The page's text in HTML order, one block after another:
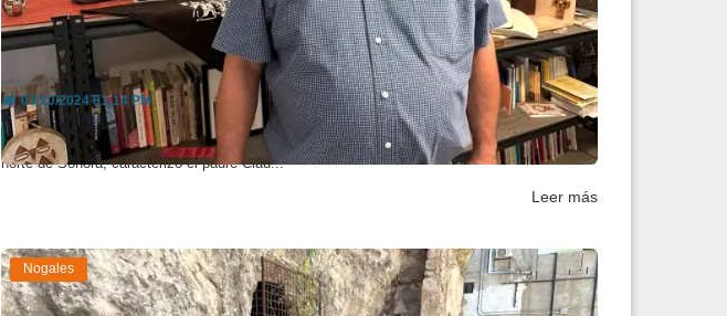
Es padre Eusebio Francisco Kino un legad...
📅03/10/2024 01:14 PM
Como un hombre de profunda fe y un resonante legado en la historia del sur de Arizona y
norte de Sonora, caracterizó el padre Clau...
Leer más
Nogales